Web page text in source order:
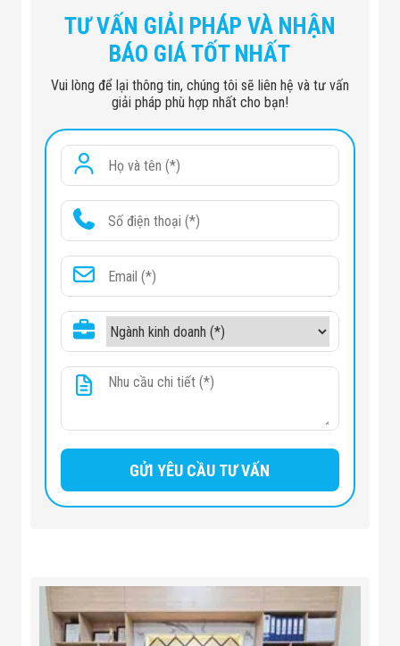
TƯ VẤN GIẢI PHÁP VÀ NHẬN
BÁO GIÁ TỐT NHẤT
Vui lòng để lại thông tin, chúng tôi sẽ liên hệ và tư vấn
giải pháp phù hợp nhất cho bạn!